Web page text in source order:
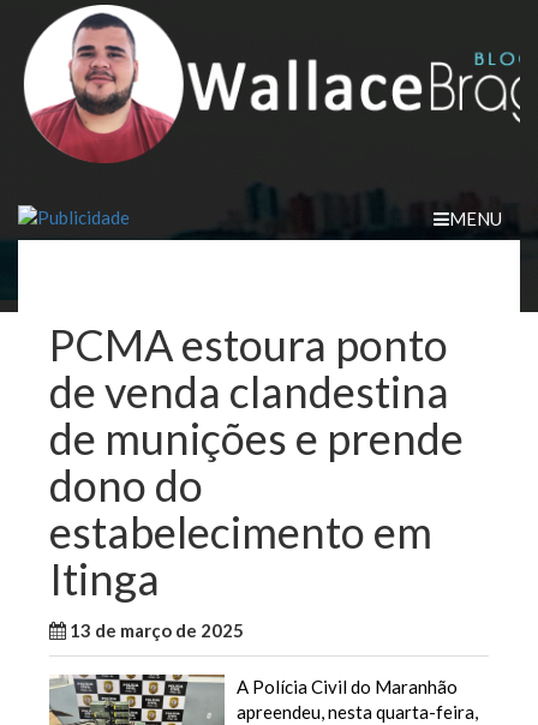
content
MENU
PCMA estoura ponto
de venda clandestina
de munições e prende
dono do
estabelecimento em
Itinga
13 de março de 2025
A Polícia Civil do Maranhão
apreendeu, nesta quarta-feira,